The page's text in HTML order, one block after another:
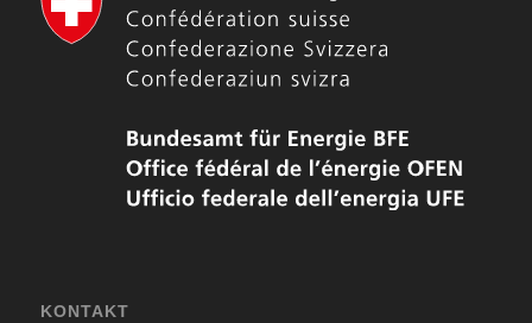
KONTAKT